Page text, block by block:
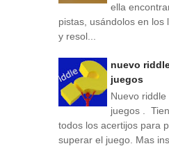
ella
pistas, usándolos en los
y resol...
nuevo
juegos
Nuevo
juegos .
todos los acertijos para
superar el juego. Mas